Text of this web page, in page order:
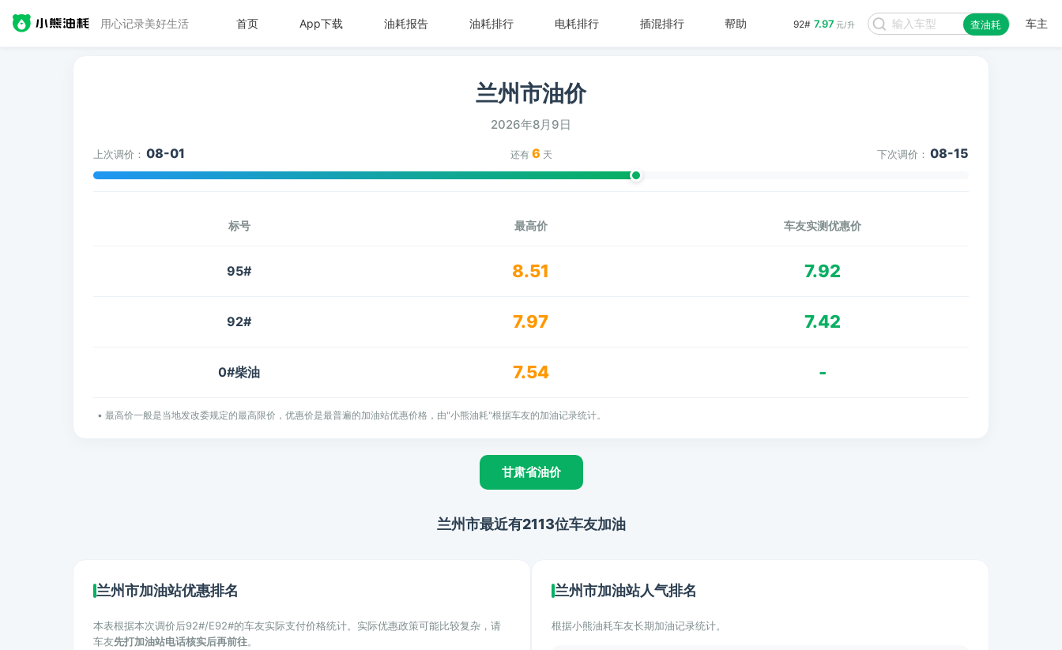
用心记录美好生活 92# 7.97 元/升 查油耗 车主
首页 App下载 油耗报告 油耗排行 电耗排行 插混排行 帮助
兰州市油价
2026年8月9日
上次调价： 08-01 还有 6 天 下次调价： 08-15
标号 最高价 车友实测优惠价
95# 8.51 7.92
92# 7.97 7.42
0#柴油 7.54 -
• 最高价一般是当地发改委规定的最高限价，优惠价是最普遍的加油站优惠价格，由"小熊油耗"根据车友的加油记录统计。
甘肃省油价
兰州市最近有2113位车友加油
兰州市加油站优惠排名
本表根据本次调价后92#/E92#的车友实际支付价格统计。实际优惠政策可能比较复杂，请
车友先打加油站电话核实后再前往。
兰州市加油站人气排名
根据小熊油耗车友长期加油记录统计。